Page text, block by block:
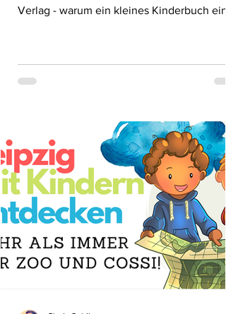
Verlag - warum ein kleines Kinderbuch